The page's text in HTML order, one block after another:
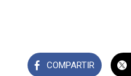
COMPARTIR